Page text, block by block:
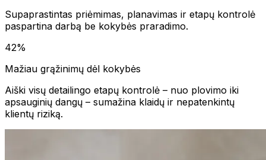
Supaprastintas priėmimas, planavimas ir etapų kontrolė
paspartina darbą be kokybės praradimo.
42%
Mažiau grąžinimų dėl kokybės
Aiški visų detailingo etapų kontrolė – nuo plovimo iki
apsauginių dangų – sumažina klaidų ir nepatenkintų
klientų riziką.